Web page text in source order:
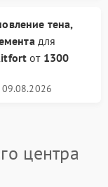
тена,
для
от 1300
09.08.2026
центра